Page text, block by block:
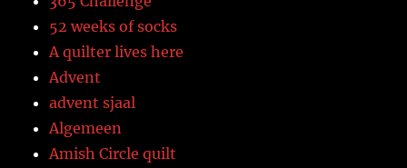
52 weeks of socks
A quilter lives here
Advent
advent sjaal
Algemeen
Amish Circle quilt